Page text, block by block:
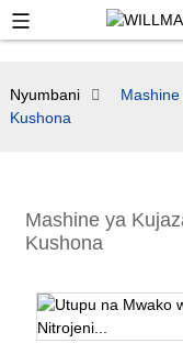
Nyumbani
Kushona
Mashine ya
Kushona